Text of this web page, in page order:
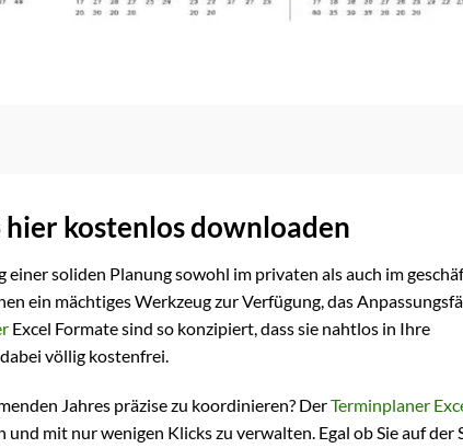
kostenlos downloaden
soliden Planung sowohl im privaten als auch im
ein mächtiges Werkzeug zur Verfügung, das
Excel Formate sind so konzipiert, dass sie nahtlos in Ihre
völlig kostenfrei.
Jahres präzise zu koordinieren? DerTerminplaner
mit nur wenigen Klicks zu verwalten. Egal ob Sie auf der